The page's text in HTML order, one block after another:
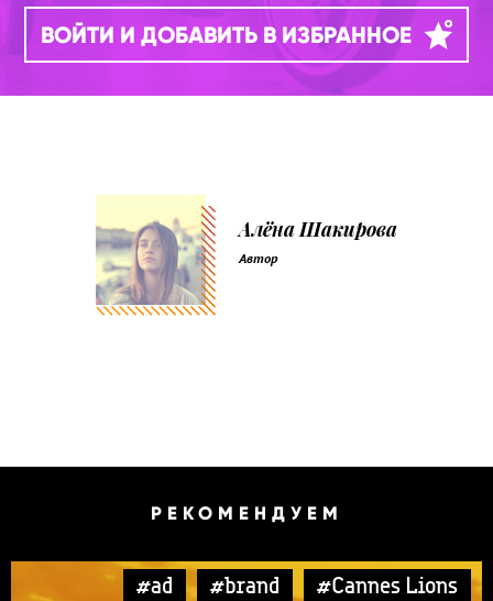
ВОЙТИ И ДОБАВИТЬ В ИЗБРАННОЕ
Алёна Шакирова
Автор
РЕКОМЕНДУЕМ
#ad #brand
#Cannes Lions